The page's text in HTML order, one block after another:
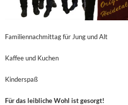
Familiennachmittag für Jung und Alt
Kaffee und Kuchen
Kinderspaß
Für das leibliche Wohl ist gesorgt!